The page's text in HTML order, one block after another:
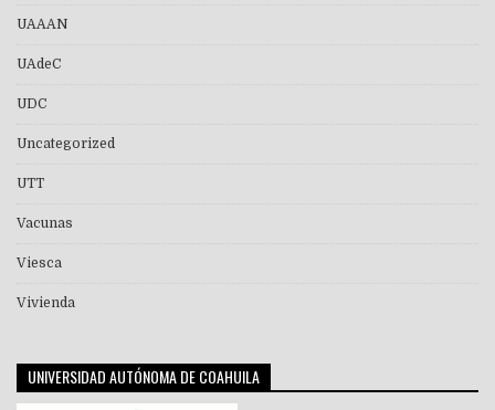
UAAAN
UAdeC
UDC
Uncategorized
UTT
Vacunas
Viesca
Vivienda
UNIVERSIDAD AUTÓNOMA DE COAHUILA